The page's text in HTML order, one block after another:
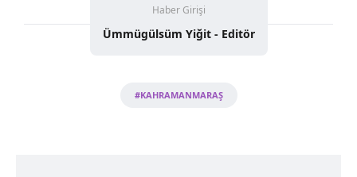
Haber Girişi
Ümmügülsüm Yiğit - Editör
#KAHRAMANMARAŞ